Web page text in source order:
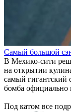
Самый большой
В Мехико-сити
на открытии
самый гигантский
бомба официально
Под катом все